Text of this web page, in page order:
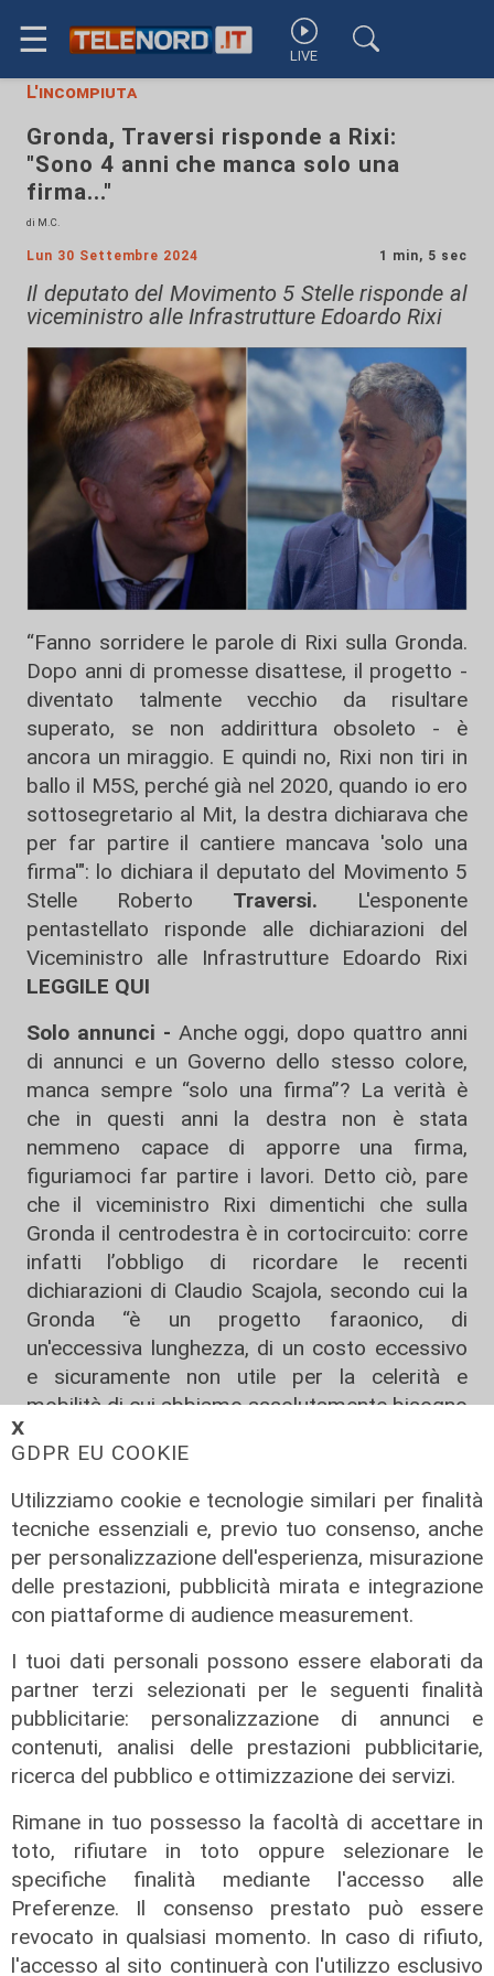
☰ LIVE
𝗫
GDPR EU COOKIE
Utilizziamo cookie e tecnologie similari per finalità
tecniche essenziali e, previo tuo consenso, anche
per personalizzazione dell'esperienza, misurazione
delle prestazioni, pubblicità mirata e integrazione
con piattaforme di audience measurement.
I tuoi dati personali possono essere elaborati da
partner terzi selezionati per le seguenti finalità
pubblicitarie: personalizzazione di annunci e
contenuti, analisi delle prestazioni pubblicitarie,
ricerca del pubblico e ottimizzazione dei servizi.
Rimane in tuo possesso la facoltà di accettare in
toto, rifiutare in toto oppure selezionare le
specifiche finalità mediante l'accesso alle
Preferenze. Il consenso prestato può essere
revocato in qualsiasi momento. In caso di rifiuto,
l'accesso al sito continuerà con l'utilizzo esclusivo
L'incompiuta
Gronda, Traversi risponde a Rixi:
"Sono 4 anni che manca solo una
firma..."
di M.C.
Lun 30 Settembre 2024 1 min, 5 sec
Il deputato del Movimento 5 Stelle risponde al
viceministro alle Infrastrutture Edoardo Rixi
“Fanno sorridere le parole di Rixi sulla Gronda.
Dopo anni di promesse disattese, il progetto -
diventato talmente vecchio da risultare
superato, se non addirittura obsoleto - è
ancora un miraggio. E quindi no, Rixi non tiri in
ballo il M5S, perché già nel 2020, quando io ero
sottosegretario al Mit, la destra dichiarava che
per far partire il cantiere mancava 'solo una
firma'": lo dichiara il deputato del Movimento 5
Stelle Roberto Traversi. L'esponente
pentastellato risponde alle dichiarazioni del
Viceministro alle Infrastrutture Edoardo Rixi
LEGGILE QUI
Solo annunci - Anche oggi, dopo quattro anni
di annunci e un Governo dello stesso colore,
manca sempre “solo una firma”? La verità è
che in questi anni la destra non è stata
nemmeno capace di apporre una firma,
figuriamoci far partire i lavori. Detto ciò, pare
che il viceministro Rixi dimentichi che sulla
Gronda il centrodestra è in cortocircuito: corre
infatti l’obbligo di ricordare le recenti
dichiarazioni di Claudio Scajola, secondo cui la
Gronda “è un progetto faraonico, di
un'eccessiva lunghezza, di un costo eccessivo
e sicuramente non utile per la celerità e
mobilità di cui abbiamo assolutamente bisogno
d’accordo prima di tutto fra loro”, conclude
Traversi.
Per restare sempre aggiornati sulle principali
notizie sulla Liguria seguiteci sul canale
Telenord, su
Whatsapp, su Instagram,su
Youtubee suFacebook.
Tags:
rixi gronda Liguria
infrastrutture
traversi
movimento 5 Stelle
elezioni
regionali